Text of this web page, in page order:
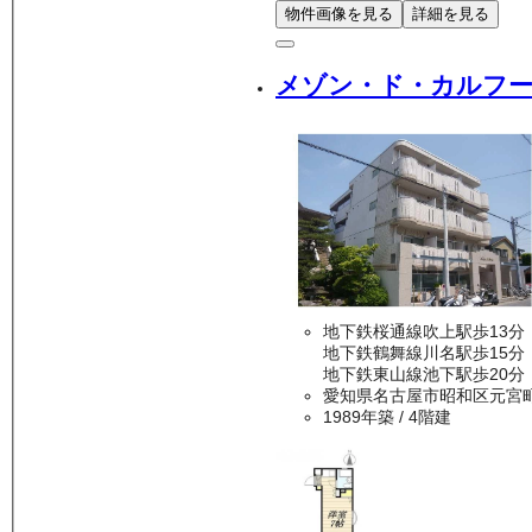
物件画像を見る 詳細を見る
メゾン・ド・カルフ
地下鉄桜通線吹上駅歩13分
地下鉄鶴舞線川名駅歩15分
地下鉄東山線池下駅歩20分
愛知県名古屋市昭和区元宮
1989年築 / 4階建